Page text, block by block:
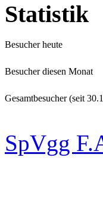
Statistik
Besucher heute
Besucher diesen Monat
Gesamtbesucher (seit
SpVgg